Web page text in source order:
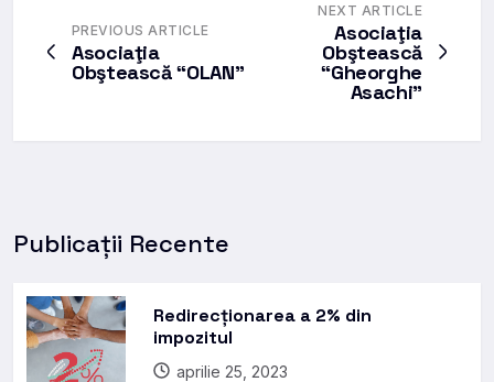
PREVIOUS ARTICLE
Asociaţia
Obştească “OLAN”
NEXT ARTICLE
Asociaţia
Obştească
“Gheorghe
Asachi”
Publicații Recente
Redirecționarea a 2% din
impozitul
aprilie 25, 2023